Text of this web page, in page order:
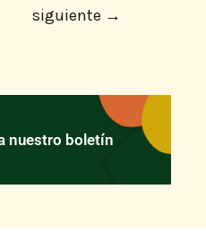
siguiente →
nuestro boletín